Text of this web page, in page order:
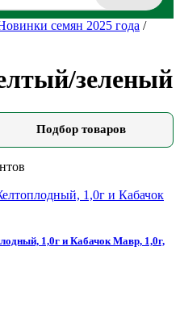
семян 2025 года /
зеленый
Подбор товаров
1,0г и Кабачок Мавр, 1,0г,